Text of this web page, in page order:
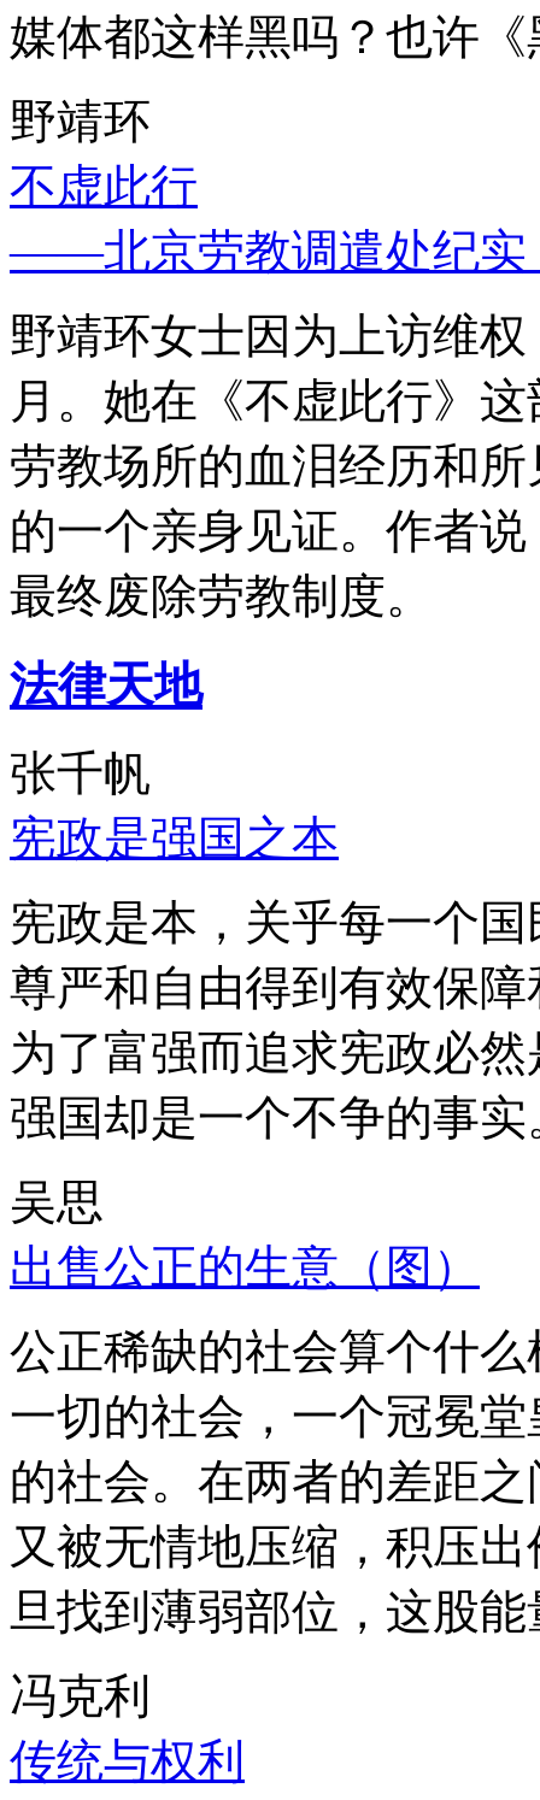
媒体都这样黑吗？也许
野靖环
不虚此行
——北京劳教调遣处纪实
野靖环女士因为上访维
月。她在《不虚此行》
劳教场所的血泪经历和
的一个亲身见证。作者
最终废除劳教制度。
法律天地
张千帆
宪政是强国之本
宪政是本，关乎每一个
尊严和自由得到有效保
为了富强而追求宪政必
强国却是一个不争的事实
吴思
出售公正的生意（图）
公正稀缺的社会算个什
一切的社会，一个冠冕
的社会。在两者的差距
又被无情地压缩，积压
旦找到薄弱部位，这股
冯克利
传统与权利